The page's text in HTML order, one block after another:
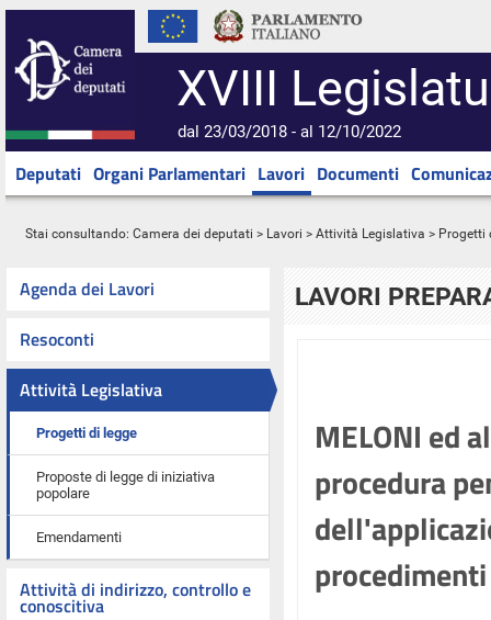
XVIII
dal 23/03/2018 - al 12/10/2022
Deputati Organi Parlamentari Lavori Documenti
Stai consultando: Camera dei deputati > Lavori > Attività Legislativa > Progetti
Agenda dei Lavori
Resoconti
Attività Legislativa
Progetti di legge
Proposte di legge di iniziativa
popolare
Emendamenti
Attività di indirizzo, controllo e
conoscitiva
LAVORI
MELONI ed
procedura